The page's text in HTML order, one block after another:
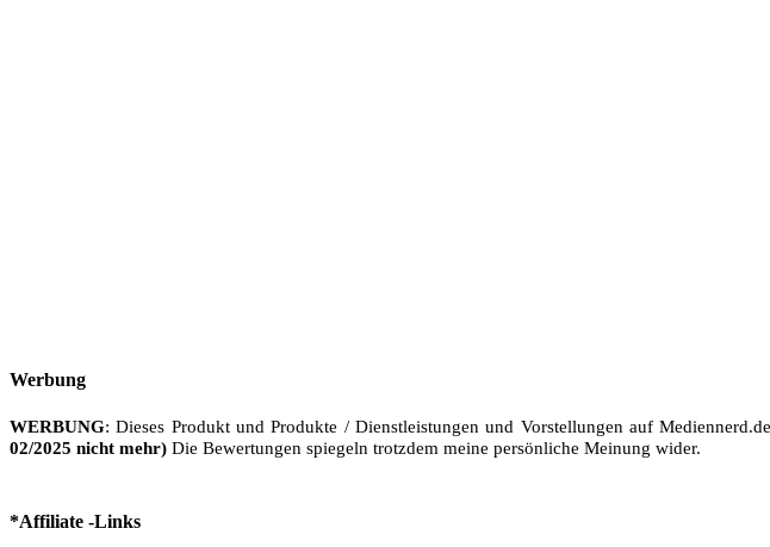
Werbung
WERBUNG: Dieses Produkt und Produkte / Dienstleistungen und Vorstellungen auf
02/2025 nicht mehr) Die Bewertungen spiegeln trotzdem meine persönliche Meinung wider.
*Affiliate -Links